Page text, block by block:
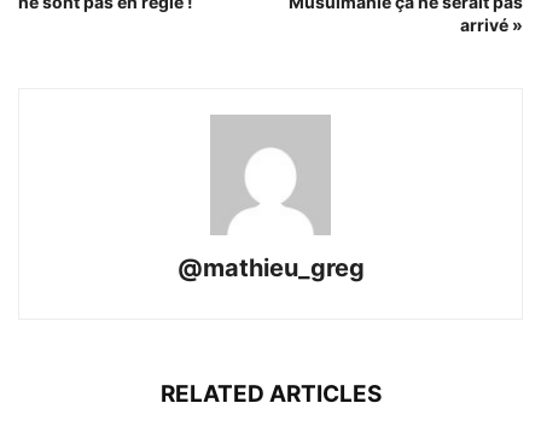
arrivé »
@mathieu_greg
RELATED ARTICLES